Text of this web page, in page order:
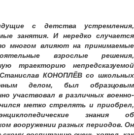
с детства устремления,
занятия. И нередко случается
многом влияют на принимаемые
взрослые решения,
траекторию непредсказуемой
КОНОПЛЁВ со школьных
делом, был образцовым
участвовал в различных военно-
метко стрелять и приобрел,
знания об
вооружении разных периодов. Он